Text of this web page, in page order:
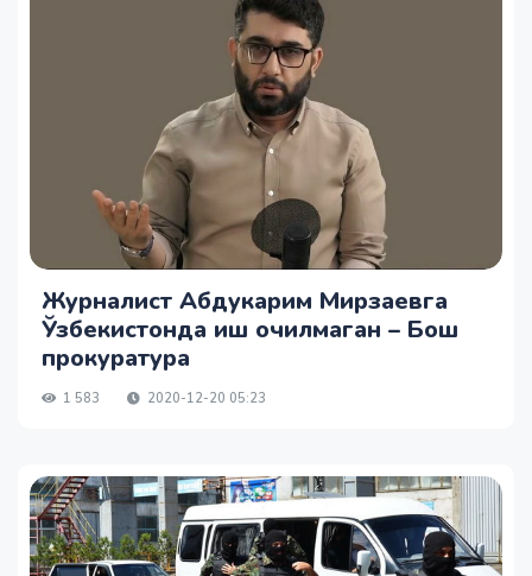
Журналист Абдукарим Мирзаевга
Ўзбекистонда иш очилмаган – Бош
прокуратура
1 583 2020-12-20 05:23